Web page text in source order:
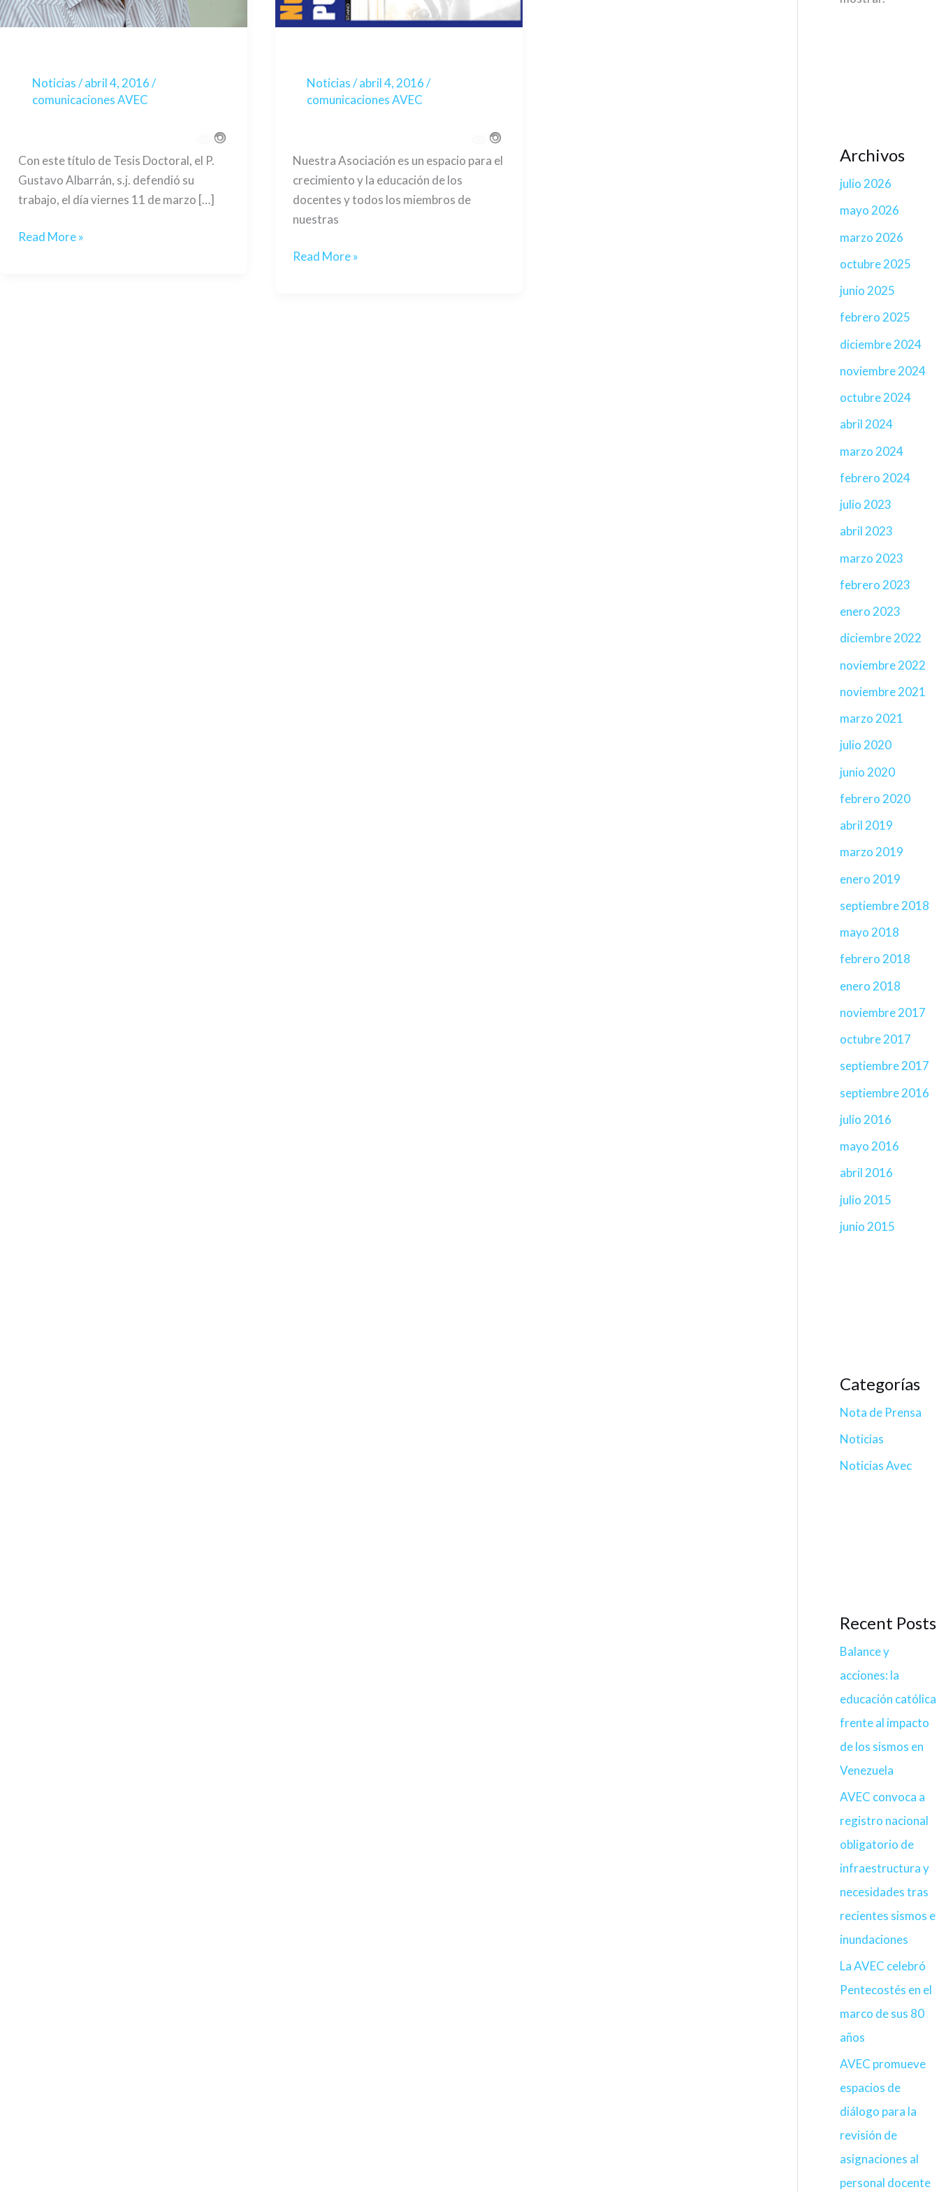
Noticias/abril 4, 2016/
comunicaciones AVEC
Con este título de Tesis Doctoral, el P.
Gustavo Albarrán, s.j. defendió su
trabajo, el día viernes 11 de marzo […]
Read More »
Noticias/abril 4, 2016/
comunicaciones AVEC
Nuestra Asociación es un espacio para el
crecimiento y la educación de los
docentes y todos los miembros de
nuestras
Read More »
Archivos
julio 2026
mayo 2026
marzo 2026
octubre 2025
junio 2025
febrero 2025
diciembre 2024
noviembre 2024
octubre 2024
abril 2024
marzo 2024
febrero 2024
julio 2023
abril 2023
marzo 2023
febrero 2023
enero 2023
diciembre 2022
noviembre 2022
noviembre 2021
marzo 2021
julio 2020
junio 2020
febrero 2020
abril 2019
marzo 2019
enero 2019
septiembre 2018
mayo 2018
febrero 2018
enero 2018
noviembre 2017
octubre 2017
septiembre 2017
septiembre 2016
julio 2016
mayo 2016
abril 2016
julio 2015
junio 2015
Categorías
Nota de Prensa
Noticias
Noticias Avec
Recent Posts
Balance y
acciones: la
educación católica
frente al impacto
de los sismos en
Venezuela
AVEC convoca a
registro nacional
obligatorio de
infraestructura y
necesidades tras
recientes sismos e
inundaciones
La AVEC celebró
Pentecostés en el
marco de sus 80
años
AVEC promueve
espacios de
diálogo para la
revisión de
asignaciones al
personal docente